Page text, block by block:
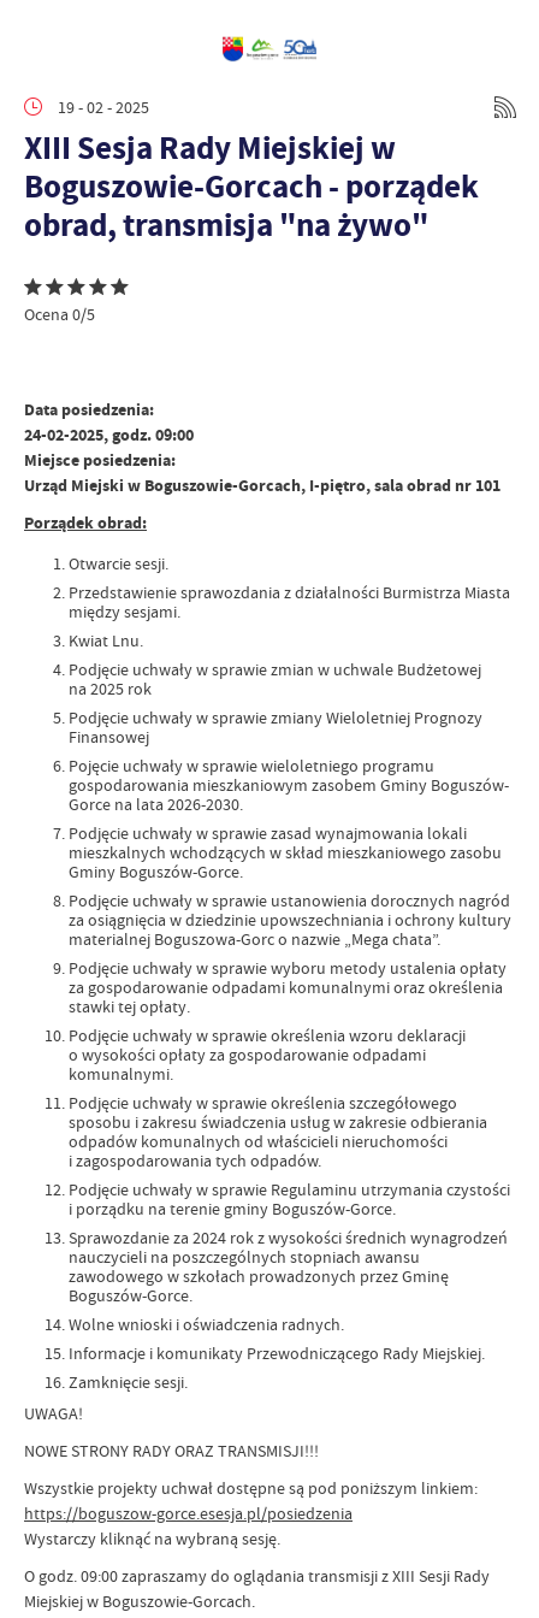
19 - 02 - 2025
XIII Sesja Rady Miejskiej w
Boguszowie-Gorcach - porządek
obrad, transmisja "na żywo"
Ocena 0/5
Data posiedzenia:
24-02-2025, godz. 09:00
Miejsce posiedzenia:
Urząd Miejski w Boguszowie-Gorcach, I-piętro, sala obrad nr 101
Porządek obrad:
Otwarcie sesji.
Przedstawienie sprawozdania z działalności Burmistrza Miasta
między sesjami.
Kwiat Lnu.
Podjęcie uchwały w sprawie zmian w uchwale Budżetowej
na 2025 rok
Podjęcie uchwały w sprawie zmiany Wieloletniej Prognozy
Finansowej
Pojęcie uchwały w sprawie wieloletniego programu
gospodarowania mieszkaniowym zasobem Gminy Boguszów-
Gorce na lata 2026-2030.
Podjęcie uchwały w sprawie zasad wynajmowania lokali
mieszkalnych wchodzących w skład mieszkaniowego zasobu
Gminy Boguszów-Gorce.
Podjęcie uchwały w sprawie ustanowienia dorocznych nagród
za osiągnięcia w dziedzinie upowszechniania i ochrony kultury
materialnej Boguszowa-Gorc o nazwie „Mega chata”.
Podjęcie uchwały w sprawie wyboru metody ustalenia opłaty
za gospodarowanie odpadami komunalnymi oraz określenia
stawki tej opłaty.
Podjęcie uchwały w sprawie określenia wzoru deklaracji
o wysokości opłaty za gospodarowanie odpadami
komunalnymi.
Podjęcie uchwały w sprawie określenia szczegółowego
sposobu i zakresu świadczenia usług w zakresie odbierania
odpadów komunalnych od właścicieli nieruchomości
i zagospodarowania tych odpadów.
Podjęcie uchwały w sprawie Regulaminu utrzymania czystości
i porządku na terenie gminy Boguszów-Gorce.
Sprawozdanie za 2024 rok z wysokości średnich wynagrodzeń
nauczycieli na poszczególnych stopniach awansu
zawodowego w szkołach prowadzonych przez Gminę
Boguszów-Gorce.
Wolne wnioski i oświadczenia radnych.
Informacje i komunikaty Przewodniczącego Rady Miejskiej.
Zamknięcie sesji.
UWAGA!
NOWE STRONY RADY ORAZ TRANSMISJI!!!
Wszystkie projekty uchwał dostępne są pod poniższym linkiem:
https://boguszow-gorce.esesja.pl/posiedzenia
Wystarczy kliknąć na wybraną sesję.
O godz. 09:00 zapraszamy do oglądania transmisji z XIII Sesji Rady
Miejskiej w Boguszowie-Gorcach.